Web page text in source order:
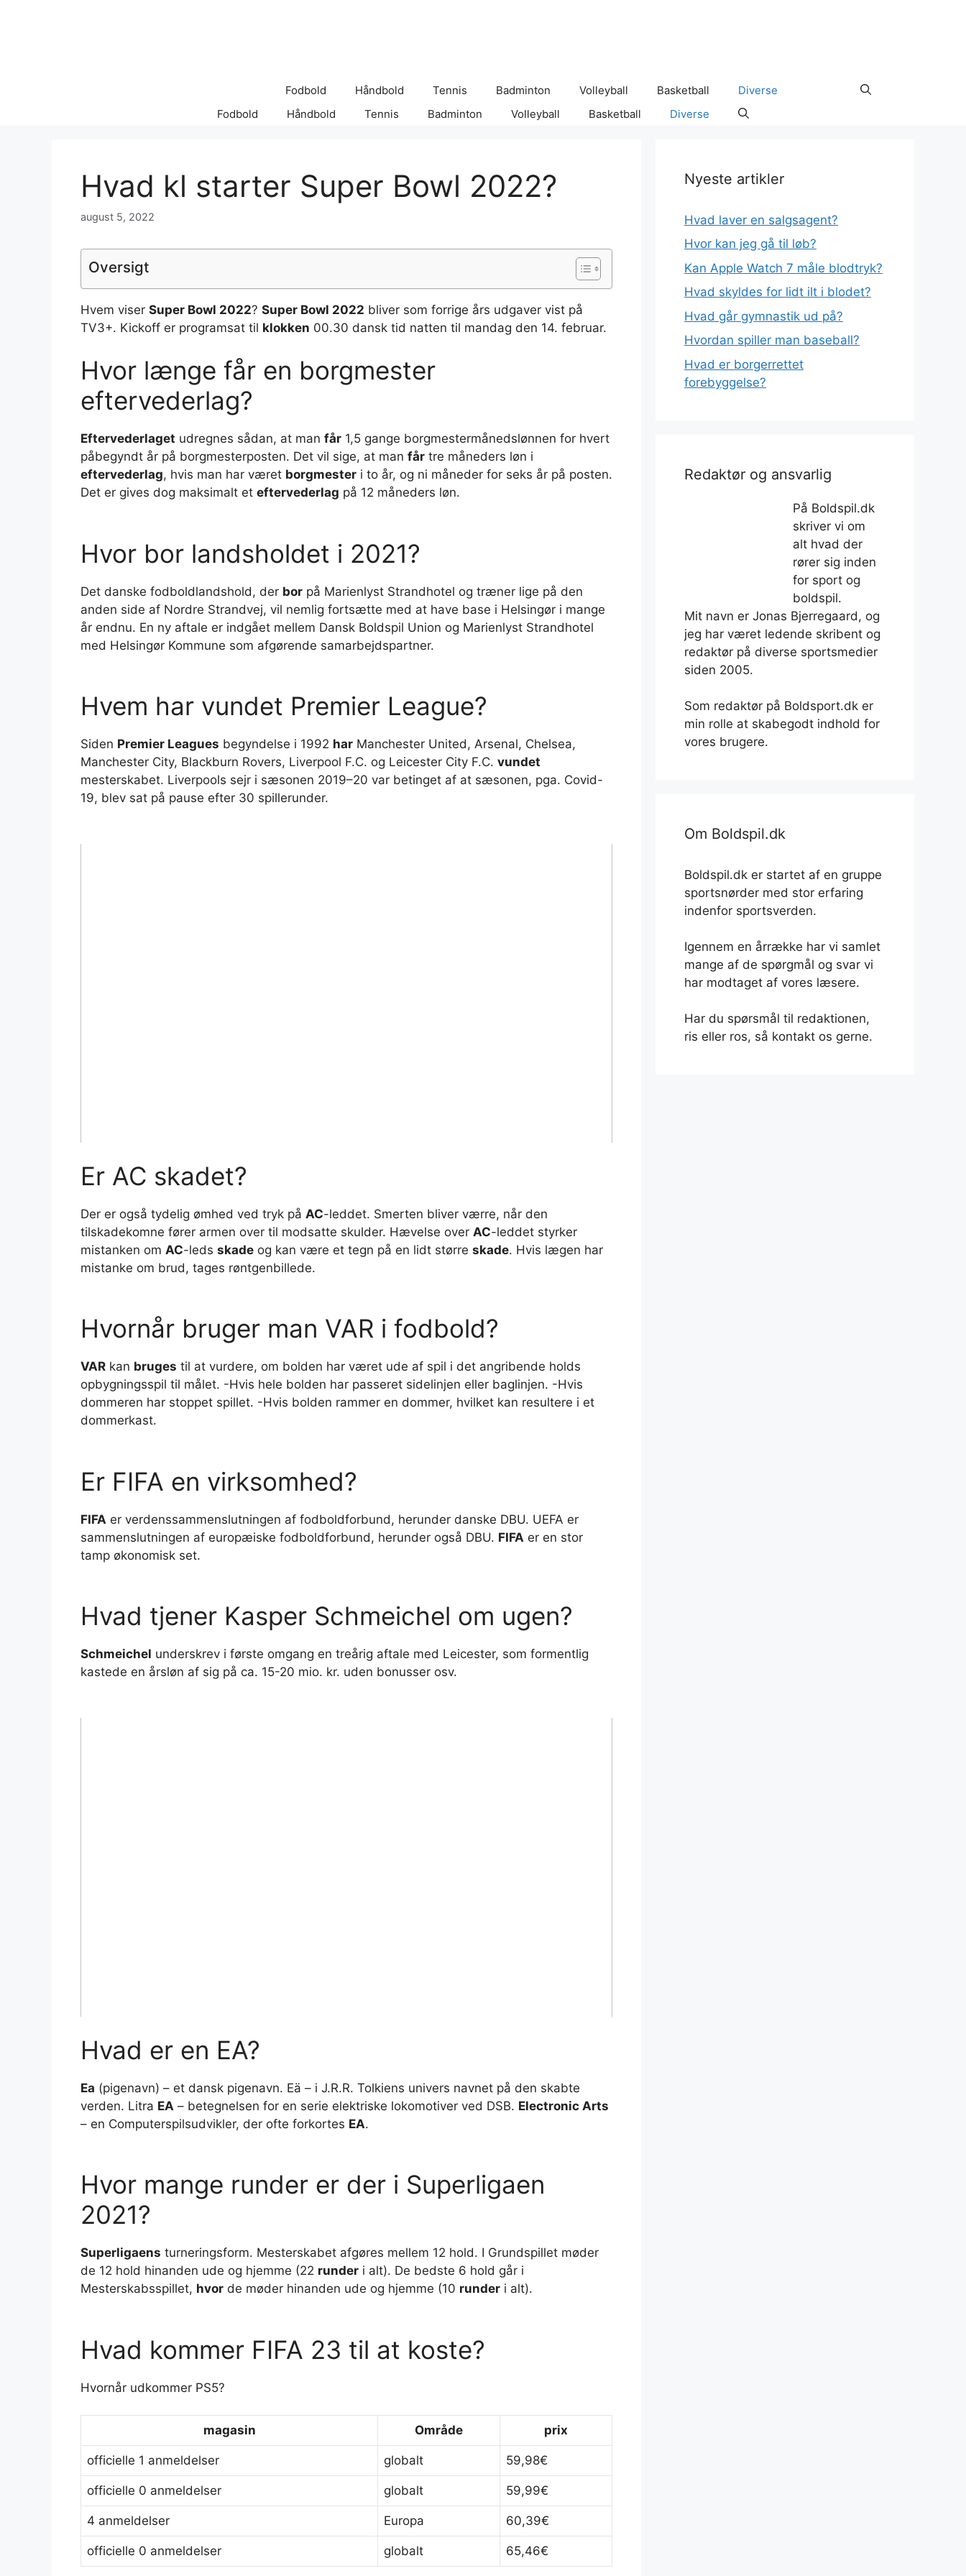
Fodbold Håndbold Tennis Badminton Volleyball Basketball
Diverse
Fodbold
Håndbold Tennis Badminton Volleyball Basketball Diverse
Hvad kl starter Super Bowl 2022?
august 5, 2022
Oversigt
Hvem viser Super Bowl 2022? Super Bowl 2022 bliver som forrige års udgaver vist på
TV3+. Kickoff er programsat til klokken 00.30 dansk tid natten til mandag den 14. februar.
Hvor længe får en borgmester
eftervederlag?
Eftervederlaget udregnes sådan, at man får 1,5 gange borgmestermånedslønnen for hvert
påbegyndt år på borgmesterposten. Det vil sige, at man får tre måneders løn i
eftervederlag, hvis man har været borgmester i to år, og ni måneder for seks år på posten.
Det er gives dog maksimalt et eftervederlag på 12 måneders løn.
Hvor bor landsholdet i 2021?
Det danske fodboldlandshold, der bor på Marienlyst Strandhotel og træner lige på den
anden side af Nordre Strandvej, vil nemlig fortsætte med at have base i Helsingør i mange
år endnu. En ny aftale er indgået mellem Dansk Boldspil Union og Marienlyst Strandhotel
med Helsingør Kommune som afgørende samarbejdspartner.
Hvem har vundet Premier League?
Siden Premier Leagues begyndelse i 1992 har Manchester United, Arsenal, Chelsea,
Manchester City, Blackburn Rovers, Liverpool F.C. og Leicester City F.C. vundet
mesterskabet. Liverpools sejr i sæsonen 2019–20 var betinget af at sæsonen, pga. Covid-
19, blev sat på pause efter 30 spillerunder.
Er AC skadet?
Der er også tydelig ømhed ved tryk på AC-leddet. Smerten bliver værre, når den
tilskadekomne fører armen over til modsatte skulder. Hævelse over AC-leddet styrker
mistanken om AC-leds skade og kan være et tegn på en lidt større skade. Hvis lægen har
mistanke om brud, tages røntgenbillede.
Hvornår bruger man VAR i fodbold?
VAR kan bruges til at vurdere, om bolden har været ude af spil i det angribende holds
opbygningsspil til målet. -Hvis hele bolden har passeret sidelinjen eller baglinjen. -Hvis
dommeren har stoppet spillet. -Hvis bolden rammer en dommer, hvilket kan resultere i et
dommerkast.
Er FIFA en virksomhed?
FIFA er verdenssammenslutningen af fodboldforbund, herunder danske DBU. UEFA er
sammenslutningen af europæiske fodboldforbund, herunder også DBU. FIFA er en stor
tamp økonomisk set.
Hvad tjener Kasper Schmeichel om ugen?
Schmeichel underskrev i første omgang en treårig aftale med Leicester, som formentlig
kastede en årsløn af sig på ca. 15-20 mio. kr. uden bonusser osv.
Hvad er en EA?
Ea (pigenavn) – et dansk pigenavn. Eä – i J.R.R. Tolkiens univers navnet på den skabte
verden. Litra EA – betegnelsen for en serie elektriske lokomotiver ved DSB. Electronic Arts
– en Computerspilsudvikler, der ofte forkortes EA.
Hvor mange runder er der i Superligaen
2021?
Superligaens turneringsform. Mesterskabet afgøres mellem 12 hold. I Grundspillet møder
de 12 hold hinanden ude og hjemme (22 runder i alt). De bedste 6 hold går i
Mesterskabsspillet, hvor de møder hinanden ude og hjemme (10 runder i alt).
Hvad kommer FIFA 23 til at koste?
Hvornår udkommer PS5?
magasin Område prix
officielle 1 anmeldelser globalt 59,98€
officielle 0 anmeldelser globalt 59,99€
4 anmeldelser Europa 60,39€
officielle 0 anmeldelser globalt 65,46€
Nyeste artikler
Hvad laver en salgsagent?
Hvor kan jeg gå til løb?
Kan Apple Watch 7 måle blodtryk?
Hvad skyldes for lidt ilt i blodet?
Hvad går gymnastik ud på?
Hvordan spiller man baseball?
Hvad er borgerrettet
forebyggelse?
Redaktør og ansvarlig
På Boldspil.dk
skriver vi om
alt hvad der
rører sig inden
for sport og
boldspil.
Mit navn er Jonas Bjerregaard, og
jeg har været ledende skribent og
redaktør på diverse sportsmedier
siden 2005.
Som redaktør på Boldsport.dk er
min rolle at skabegodt indhold for
vores brugere.
Om Boldspil.dk
Boldspil.dk er startet af en gruppe
sportsnørder med stor erfaring
indenfor sportsverden.
Igennem en årrække har vi samlet
mange af de spørgmål og svar vi
har modtaget af vores læsere.
Har du spørsmål til redaktionen,
ris eller ros, så kontakt os gerne.